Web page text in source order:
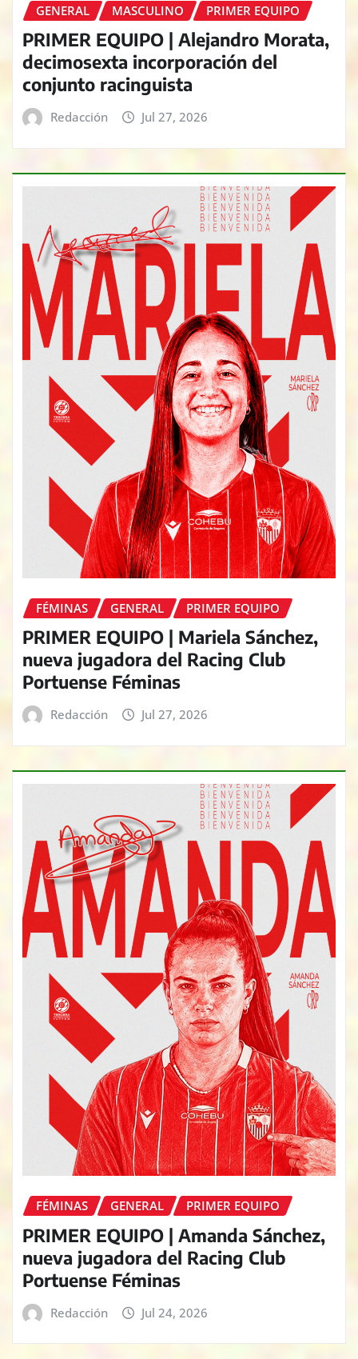
GENERAL MASCULINO PRIMER EQUIPO
PRIMER EQUIPO | Alejandro Morata,
decimosexta incorporación del
conjunto racinguista
Redacción Jul 27, 2026
FÉMINAS GENERAL PRIMER EQUIPO
PRIMER EQUIPO | Mariela Sánchez,
nueva jugadora del Racing Club
Portuense Féminas
Redacción Jul 27, 2026
FÉMINAS GENERAL PRIMER EQUIPO
PRIMER EQUIPO | Amanda Sánchez,
nueva jugadora del Racing Club
Portuense Féminas
Redacción Jul 24, 2026